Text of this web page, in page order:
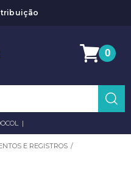
0
E REGISTROS